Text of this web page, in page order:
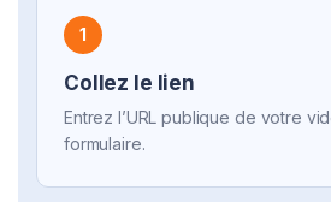
1
Collez le lien
Entrez l’URL publique de votre
formulaire.